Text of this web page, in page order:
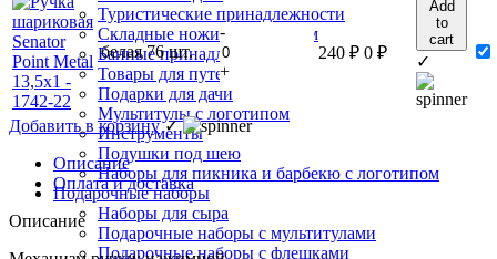
Туристические принадлежности
Складные ножи с логотипом
Банные принадлежности
Товары для путешествий
Подарки для дачи
Мультитулы с логотипом
Инструменты
Подушки под шею
Наборы для пикника и барбекю с логотипом
Подарочные наборы
Наборы для сыра
Подарочные наборы с мультитулами
Подарочные наборы с флешками
белая 76 шт.
-
+
240 ₽ 0 ₽
Add
to
cart
✓
Добавить в корзину ✓
Описание
Оплата и доставка
Описание